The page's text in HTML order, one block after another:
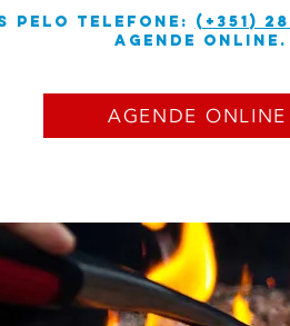
TELEFONE: (+351)
Agende online.
AGENDE ONLINE